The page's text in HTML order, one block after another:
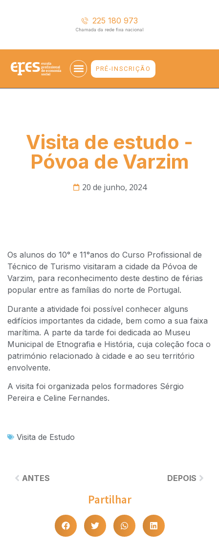
225 180 973
Chamada da rede fixa nacional
PRÉ-INSCRIÇÃO
Visita de estudo -
Póvoa de Varzim
20 de junho, 2024
Os alunos do 10° e 11°anos do Curso Profissional de
Técnico de Turismo visitaram a cidade da Póvoa de
Varzim, para reconhecimento deste destino de férias
popular entre as famílias do norte de Portugal.
Durante a atividade foi possível conhecer alguns
edifícios importantes da cidade, bem como a sua faixa
marítima. A parte da tarde foi dedicada ao Museu
Municipal de Etnografia e História, cuja coleção foca o
património relacionado à cidade e ao seu território
envolvente.
A visita foi organizada pelos formadores Sérgio
Pereira e Celine Fernandes.
Visita de Estudo
ANTES DEPOIS
Partilhar